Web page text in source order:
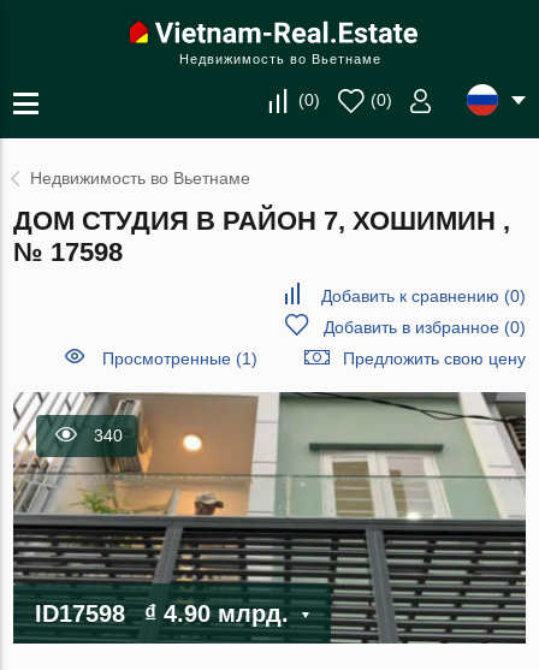
Недвижимость во Вьетнаме
(0) (0)
Недвижимость во Вьетнаме
ДОМ СТУДИЯ В РАЙОН 7, ХОШИМИН ,
№ 17598
Добавить к сравнению (0)
Добавить в избранное(0)
Просмотренные (1)
Предложить свою цену
340
ID17598 ₫ 4.90 млрд.